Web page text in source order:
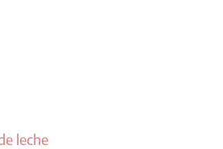
leche